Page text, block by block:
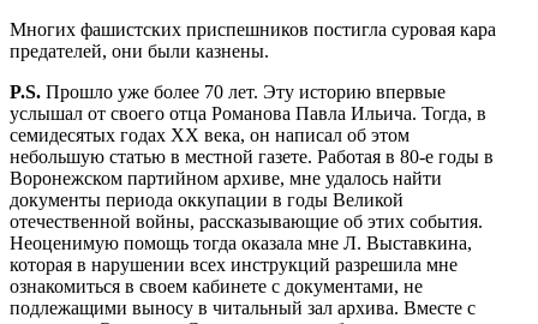
Многих фашистских приспешников постигла суровая кара
предателей, они были казнены.
P.S. Прошло уже более 70 лет. Эту историю впервые
услышал от своего отца Романова Павла Ильича. Тогда, в
семидесятых годах XX века, он написал об этом
небольшую статью в местной газете. Работая в 80-е годы в
Воронежском партийном архиве, мне удалось найти
документы периода оккупации в годы Великой
отечественной войны, рассказывающие об этих события.
Неоценимую помощь тогда оказала мне Л. Выставкина,
которая в нарушении всех инструкций разрешила мне
ознакомиться в своем кабинете с документами, не
подлежащими выносу в читальный зал архива. Вместе с